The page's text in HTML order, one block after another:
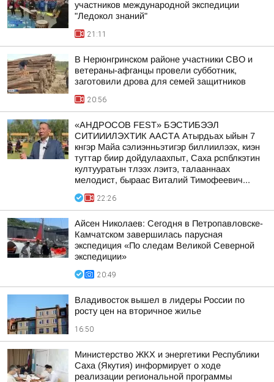
участников международной экспедиции
"Ледокол знаний"
21:11
В Нерюнгринском районе участники СВО и
ветераны-афганцы провели субботник,
заготовили дрова для семей защитников
20:56
«АНДРОСОВ FEST» БЭСТИБЭЭЛ
СИТИИИЛЭХТИК ААСТА Атырдьах ыйын 7
кнгэр Майа сэлиэнньэтигэр биллиилээх, киэн
туттар биир дойдулаахпыт, Саха рспблкэтин
култууратын тлээх лэитэ, талааннаах
мелодист, быраас Виталий Тимофеевич...
22:26
Айсен Николаев: Сегодня в Петропавловске-
Камчатском завершилась парусная
экспедиция «По следам Великой Северной
экспедиции»
20:49
Владивосток вышел в лидеры России по
росту цен на вторичное жилье
16:50
Министерство ЖКХ и энергетики Республики
Саха (Якутия) информирует о ходе
реализации региональной программы